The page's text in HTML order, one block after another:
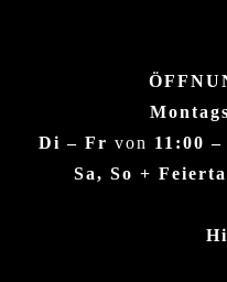
Montags
Di – Fr von 11:00 –
Sa, So +